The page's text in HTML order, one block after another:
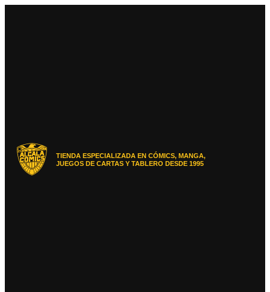
TIENDA ESPECIALIZADA EN CÓMICS, MANGA,
JUEGOS DE CARTAS Y TABLERO DESDE 1995